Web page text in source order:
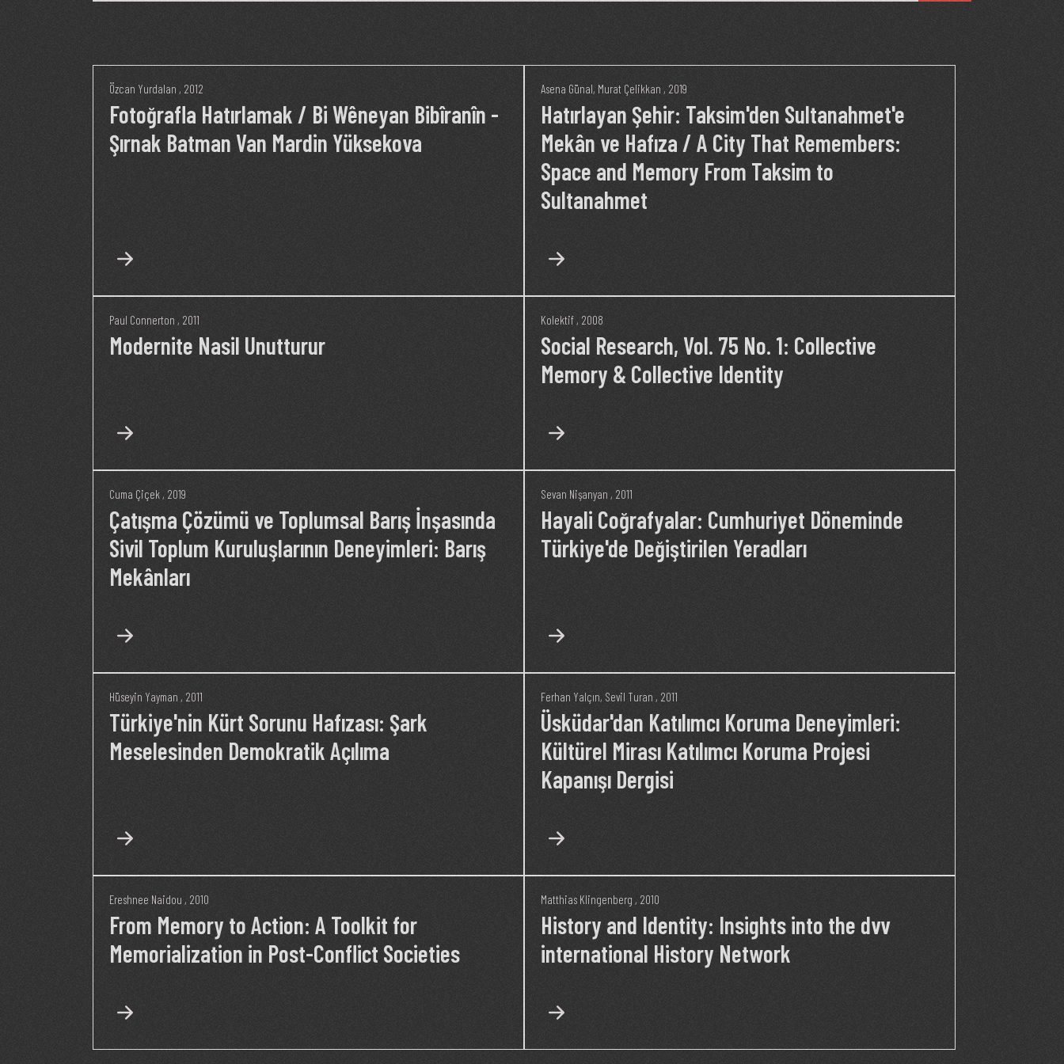
Özcan Yurdalan , 2012
Fotoğrafla Hatırlamak / Bi Wêneyan Bibîranîn -
Şırnak Batman Van Mardin Yüksekova
Asena Günal, Murat Çelikkan , 2019
Hatırlayan Şehir: Taksim'den Sultanahmet'e
Mekân ve Hafıza / A City That Remembers:
Space and Memory From Taksim to
Sultanahmet
Paul Connerton , 2011
Modernite Nasil Unutturur
Kolektif , 2008
Social Research, Vol. 75 No. 1: Collective
Memory & Collective Identity
Cuma Çiçek , 2019
Çatışma Çözümü ve Toplumsal Barış İnşasında
Sivil Toplum Kuruluşlarının Deneyimleri: Barış
Mekânları
Sevan Nişanyan , 2011
Hayali Coğrafyalar: Cumhuriyet Döneminde
Türkiye'de Değiştirilen Yeradları
Hüseyin Yayman , 2011
Türkiye'nin Kürt Sorunu Hafızası: Şark
Meselesinden Demokratik Açılıma
Ferhan Yalçın, Sevil Turan , 2011
Üsküdar'dan Katılımcı Koruma Deneyimleri:
Kültürel Mirası Katılımcı Koruma Projesi
Kapanışı Dergisi
Ereshnee Naidou , 2010
From Memory to Action: A Toolkit for
Memorialization in Post-Conflict Societies
Matthias Klingenberg , 2010
History and Identity: Insights into the dvv
international History Network